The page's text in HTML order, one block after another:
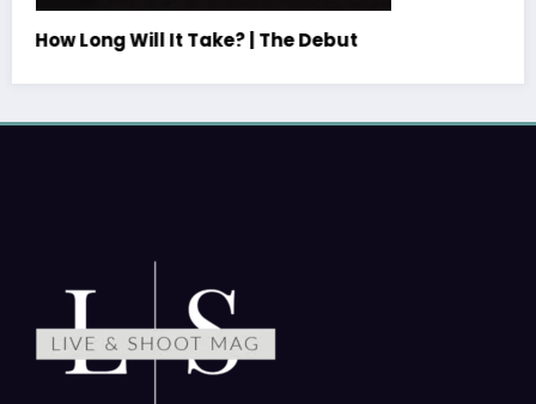
Là où la lumière danse, nos images racontent